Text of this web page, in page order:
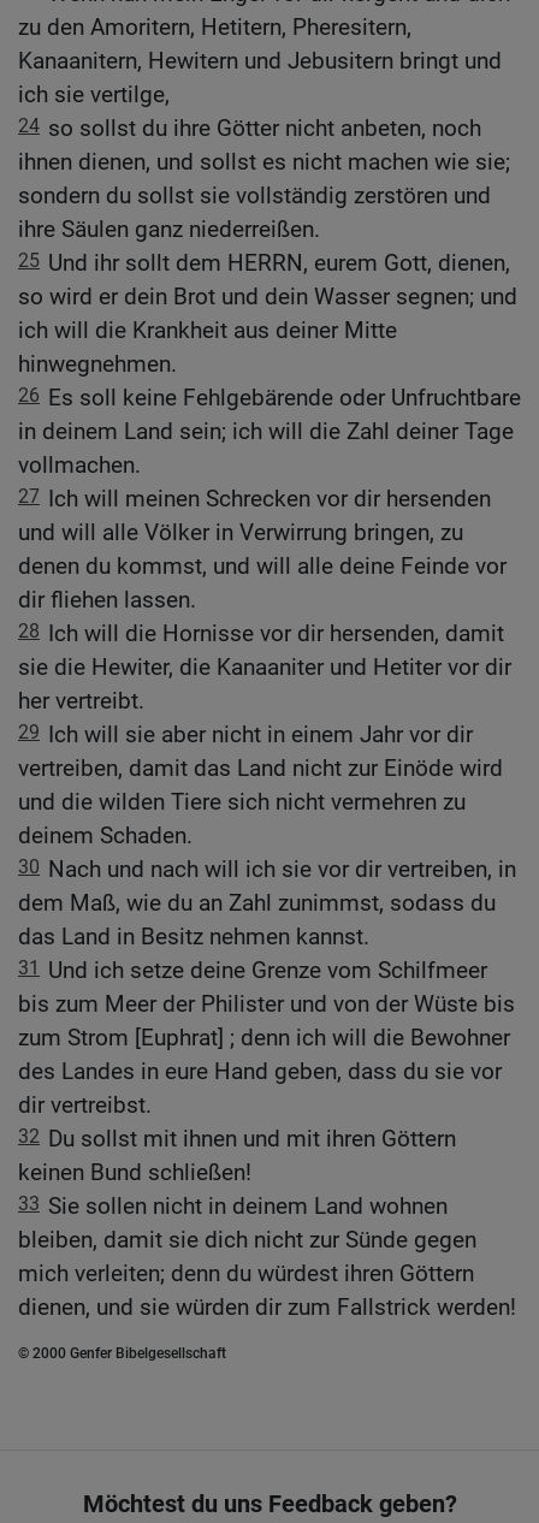
zu den Amoritern, Hetitern, Pheresitern,
Kanaanitern, Hewitern und Jebusitern bringt und
ich sie vertilge,
24 so sollst du ihre Götter nicht anbeten, noch
ihnen dienen, und sollst es nicht machen wie sie;
sondern du sollst sie vollständig zerstören und
ihre Säulen ganz niederreißen.
25 Und ihr sollt dem HERRN, eurem Gott, dienen,
so wird er dein Brot und dein Wasser segnen; und
ich will die Krankheit aus deiner Mitte
hinwegnehmen.
26 Es soll keine Fehlgebärende oder Unfruchtbare
in deinem Land sein; ich will die Zahl deiner Tage
vollmachen.
27 Ich will meinen Schrecken vor dir hersenden
und will alle Völker in Verwirrung bringen, zu
denen du kommst, und will alle deine Feinde vor
dir fliehen lassen.
28 Ich will die Hornisse vor dir hersenden, damit
sie die Hewiter, die Kanaaniter und Hetiter vor dir
her vertreibt.
29 Ich will sie aber nicht in einem Jahr vor dir
vertreiben, damit das Land nicht zur Einöde wird
und die wilden Tiere sich nicht vermehren zu
deinem Schaden.
30 Nach und nach will ich sie vor dir vertreiben, in
dem Maß, wie du an Zahl zunimmst, sodass du
das Land in Besitz nehmen kannst.
31 Und ich setze deine Grenze vom Schilfmeer
bis zum Meer der Philister und von der Wüste bis
zum Strom [Euphrat] ; denn ich will die Bewohner
des Landes in eure Hand geben, dass du sie vor
dir vertreibst.
32 Du sollst mit ihnen und mit ihren Göttern
keinen Bund schließen!
33 Sie sollen nicht in deinem Land wohnen
bleiben, damit sie dich nicht zur Sünde gegen
mich verleiten; denn du würdest ihren Göttern
dienen, und sie würden dir zum Fallstrick werden!
© 2000 Genfer Bibelgesellschaft
Möchtest du uns Feedback geben?